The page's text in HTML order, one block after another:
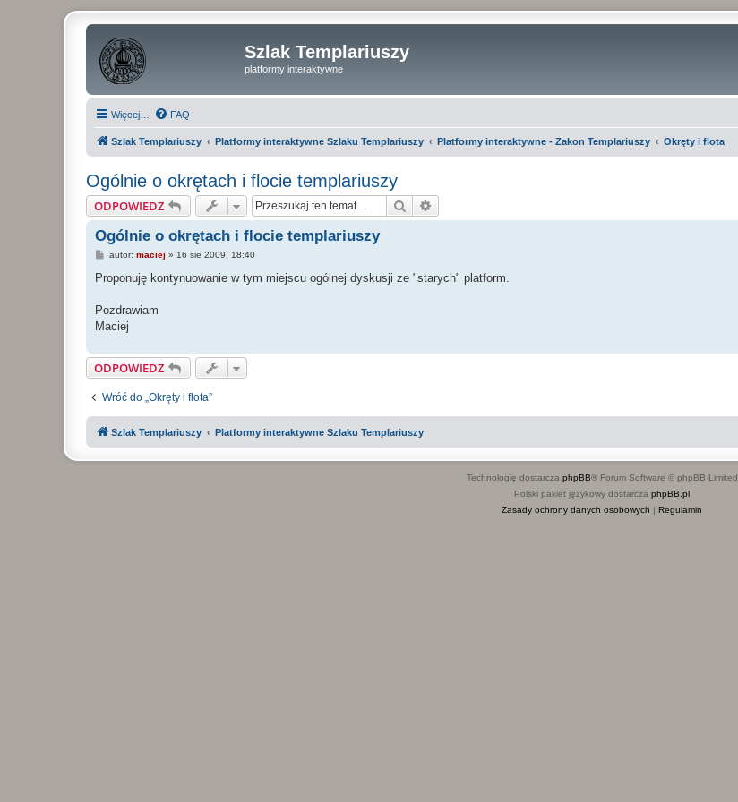
Szlak Templariuszy
platformy interaktywne
Więcej… FAQ
Szlak Templariuszy Platformy interaktywne Szlaku Templariuszy Platformy interaktywne - Zakon Templariuszy Okręty i flota
Ogólnie o okrętach i flocie templariuszy
ODPOWIEDZ Szukaj
Ogólnie o okrętach i flocie templariuszy
P
s
autor: maciej » 16 sie 2009, 18:40
Proponuję kontynuowanie w tym miejscu ogólnej dyskusji ze "starych" platform.
Pozdrawiam
Maciej
ODPOWIEDZ
Wróć do „Okręty i flota”
Szlak Templariuszy Platformy interaktywne Szlaku Templariuszy
Technologię dostarcza phpBB® Forum Software © phpBB Limited
Polski pakiet językowy dostarcza phpBB.pl
Zasady ochrony danych osobowych | Regulamin